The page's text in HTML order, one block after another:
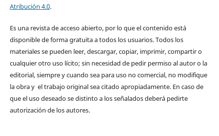
Atribución 4.0.
Es una revista de acceso abierto, por lo que el contenido está
disponible de forma gratuita a todos los usuarios. Todos los
materiales se pueden leer, descargar, copiar, imprimir, compartir o
cualquier otro uso lícito; sin necesidad de pedir permiso al autor o la
editorial, siempre y cuando sea para uso no comercial, no modifique
la obra y el trabajo original sea citado apropiadamente. En caso de
que el uso deseado se distinto a los señalados deberá pedirte
autorización de los autores.